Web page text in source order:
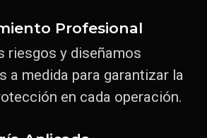
Profesional
riesgos y diseñamos
a medida para garantizar la
en cada operación.